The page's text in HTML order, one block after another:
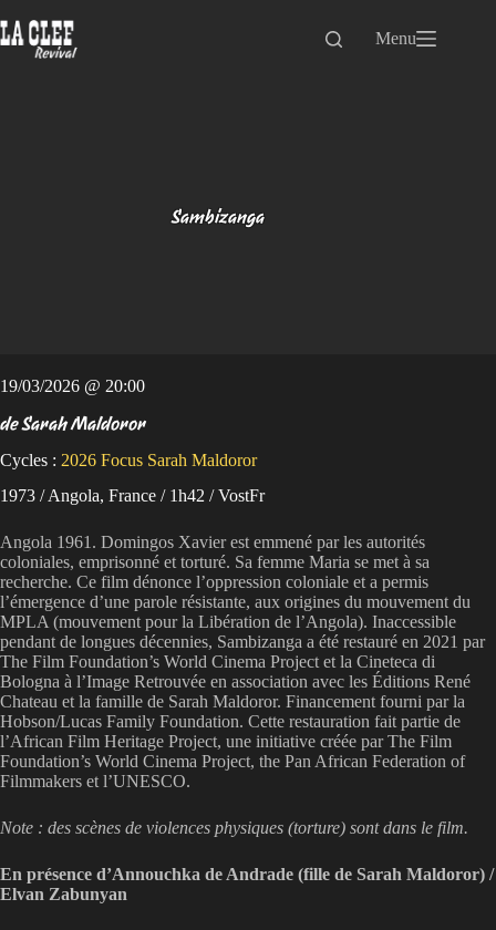
au
contenu
Menu
Sambizanga
19/03/2026 @ 20:00
de Sarah Maldoror
Cycles : 2026 Focus Sarah Maldoror
1973 / Angola, France / 1h42 / VostFr
Angola 1961. Domingos Xavier est emmené par les autorités
coloniales, emprisonné et torturé. Sa femme Maria se met à sa
recherche. Ce film dénonce l’oppression coloniale et a permis
l’émergence d’une parole résistante, aux origines du mouvement du
MPLA (mouvement pour la Libération de l’Angola). Inaccessible
pendant de longues décennies, Sambizanga a été restauré en 2021 par
The Film Foundation’s World Cinema Project et la Cineteca di
Bologna à l’Image Retrouvée en association avec les Éditions René
Chateau et la famille de Sarah Maldoror. Financement fourni par la
Hobson/Lucas Family Foundation. Cette restauration fait partie de
l’African Film Heritage Project, une initiative créée par The Film
Foundation’s World Cinema Project, the Pan African Federation of
Filmmakers et l’UNESCO.
Note : des scènes de violences physiques (torture) sont dans le film.
En présence d’Annouchka de Andrade (fille de Sarah Maldoror) /
Elvan Zabunyan